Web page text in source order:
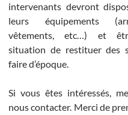
intervenants devront
leurs équipements
vêtements, etc…) et
situation de restituer des
faire d’époque.
Si vous êtes intéressés,
nous contacter. Merci de